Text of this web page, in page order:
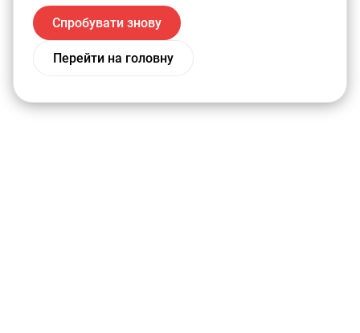
Спробувати знову
Перейти на головну